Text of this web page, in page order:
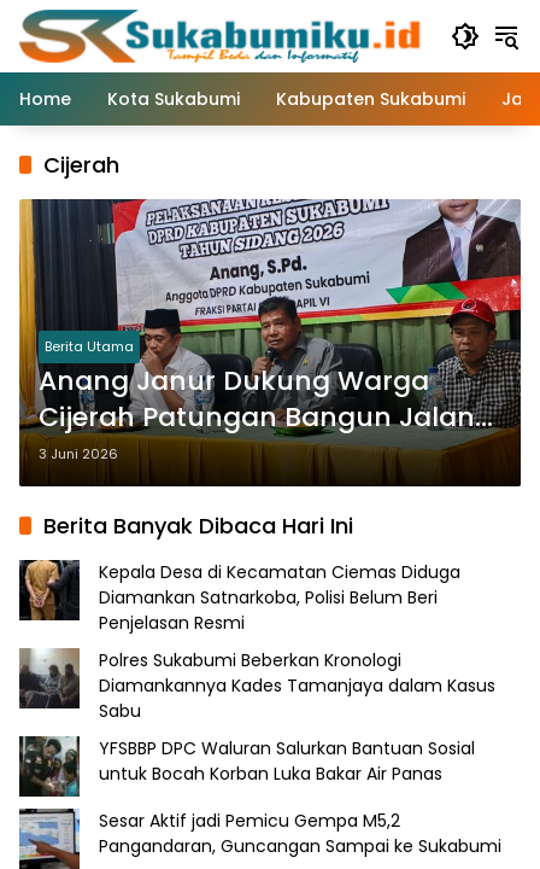
Langsung
konten
Home
Kota Sukabumi Kabupaten Sukabumi
Cijerah
Berita Utama
Anang Janur Dukung Warga
Cijerah Patungan Bangun Jalan
Akses Desa
3 Juni 2026
Berita Banyak Dibaca Hari Ini
Kepala Desa di Kecamatan Ciemas Diduga
Diamankan Satnarkoba, Polisi Belum Beri
Penjelasan Resmi
Polres Sukabumi Beberkan Kronologi
Diamankannya Kades Tamanjaya dalam Kasus
Sabu
YFSBBP DPC Waluran Salurkan Bantuan Sosial
untuk Bocah Korban Luka Bakar Air Panas
Sesar Aktif jadi Pemicu Gempa M5,2
Pangandaran, Guncangan Sampai ke Sukabumi